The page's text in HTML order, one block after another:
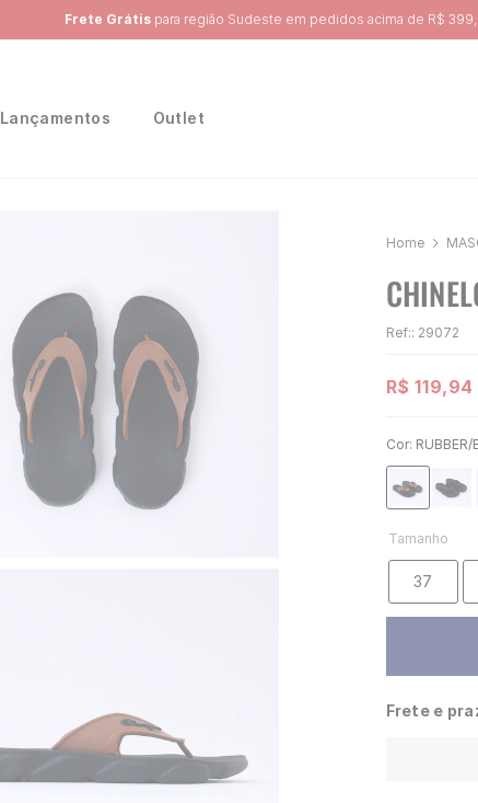
Ganhe 10% na primeira compra, utilizando o cupom:
Lançamentos Outlet
Ref:: 29072
R$ 119,94
Cor: RUBBER/
Tamanho
37
Frete e